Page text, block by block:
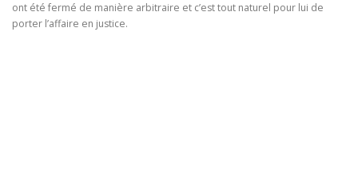
ont été fermé de manière arbitraire et c’est tout naturel pour lui de
porter l’affaire en justice.